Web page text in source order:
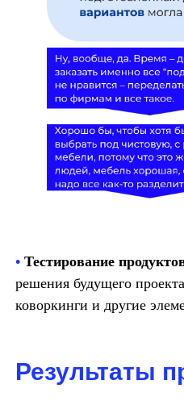
• Тестирование
решения будущего
коворкинги и другие
Результаты